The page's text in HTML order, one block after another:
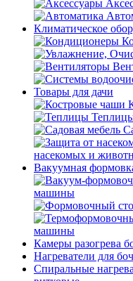
Климатическое
Товары для дачи
насекомых и
Вакуумная
машины
машины
Камеры разогрева
Нагреватели для
Спиральные